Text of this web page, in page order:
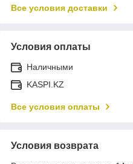
Все условия доставки
Условия оплаты
Наличными
KASPI.KZ
Все условия оплаты
Условия возврата